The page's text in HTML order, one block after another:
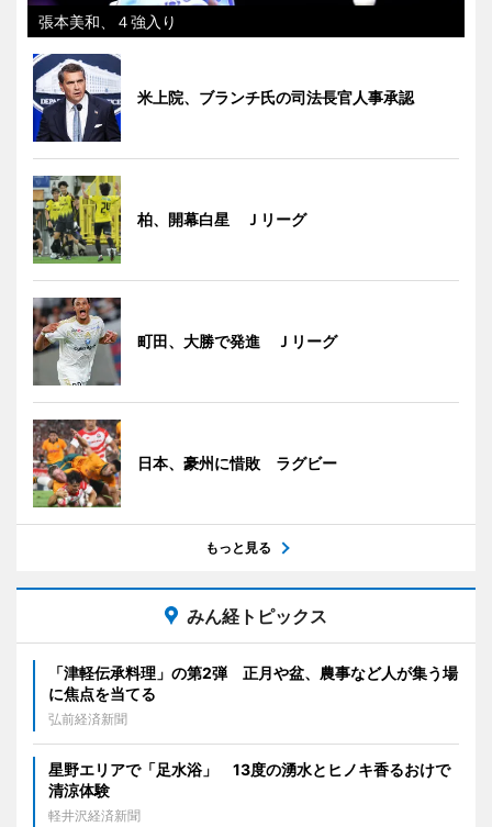
張本美和、４強入り
米上院、ブランチ氏の司法長官人事承認
柏、開幕白星 Ｊリーグ
町田、大勝で発進 Ｊリーグ
日本、豪州に惜敗 ラグビー
もっと見る
みん経トピックス
「津軽伝承料理」の第2弾 正月や盆、農事など人が集う場
に焦点を当てる
弘前経済新聞
星野エリアで「足水浴」 13度の湧水とヒノキ香るおけで
清涼体験
軽井沢経済新聞